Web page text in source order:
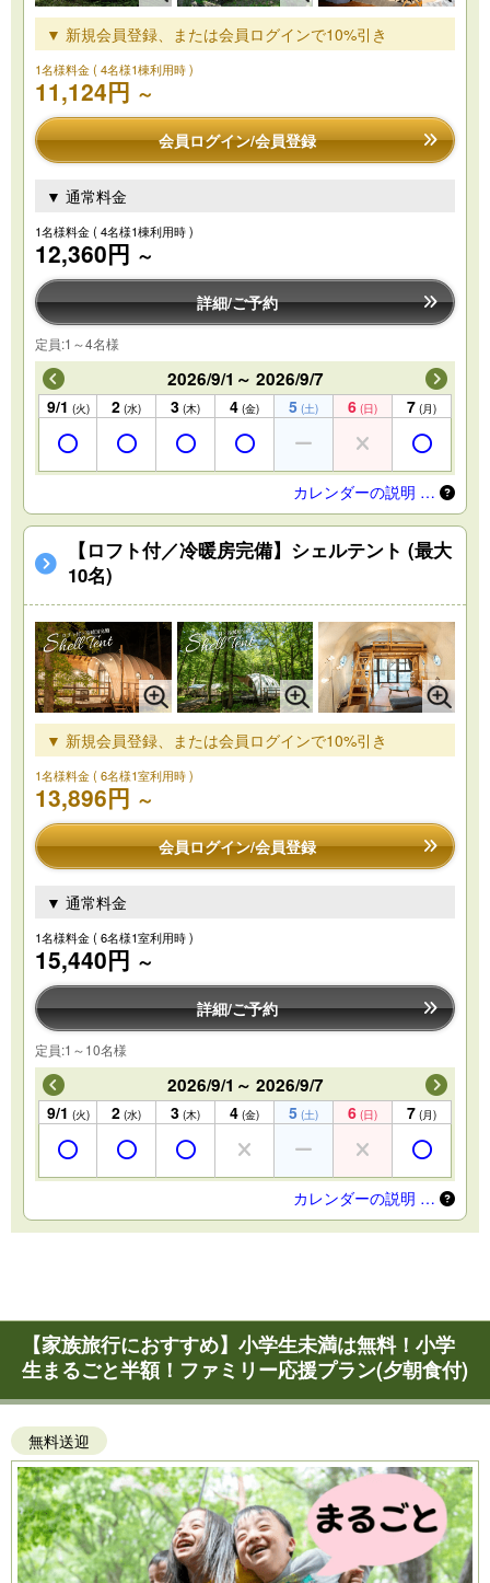
▼ 新規会員登録、または会員ログインで10%引き
1名様料金( 4名様1棟利用時 )
11,124円 ～
会員ログイン/会員登録
▼ 通常料金
1名様料金( 4名様1棟利用時 )
12,360円 ～
詳細/ご予約
定員:1～4名様
2026/9/1～ 2026/9/7
9/1 (火) 2 (水) 3 (木) 4 (金) 5 (土) 6 (日) 7 (月)
カレンダーの説明 …
【ロフト付／冷暖房完備】シェルテント (最大
10名)
▼ 新規会員登録、または会員ログインで10%引き
1名様料金( 6名様1室利用時 )
13,896円 ～
会員ログイン/会員登録
▼ 通常料金
1名様料金( 6名様1室利用時 )
15,440円 ～
詳細/ご予約
定員:1～10名様
2026/9/1～ 2026/9/7
9/1 (火) 2 (水) 3 (木) 4 (金) 5 (土) 6 (日) 7 (月)
カレンダーの説明 …
【家族旅行におすすめ】小学生未満は無料！小学
生まるごと半額！ファミリー応援プラン(夕朝食付)
無料送迎